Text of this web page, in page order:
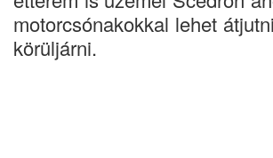
motorcsónakokkal lehet
körüljárni.